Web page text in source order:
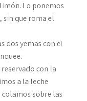
Lo ponemos
sin que roma el
dos yemas con el
con la
a la leche
sobre las